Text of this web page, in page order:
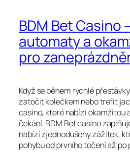
BDM Bet Casino
automaty a
pro
Když se během rychlé
zatočit kolečkem nebo trefit
casino, které nabízí okamžitou
čekání. BDM Bet casino
nabízí zjednodušený zážitek,
pohybu od prvního točení až po